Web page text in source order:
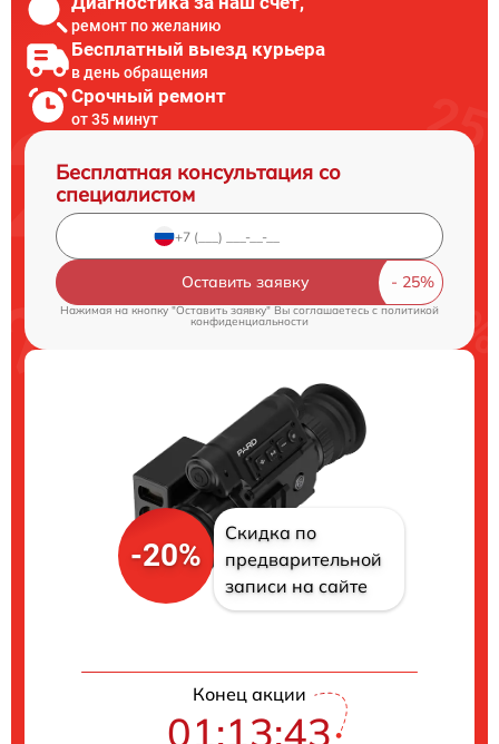
ремонт по желанию
Бесплатный выезд курьера
в день обращения
Срочный ремонт
от 35 минут
Бесплатная консультация со
специалистом
Оставить заявку
Нажимая на кнопку "Оставить заявку" Вы соглашаетесь c политикой
конфиденциальности
-20%
Скидка по
предварительной
записи на сайте
Конец акции
01:13:42